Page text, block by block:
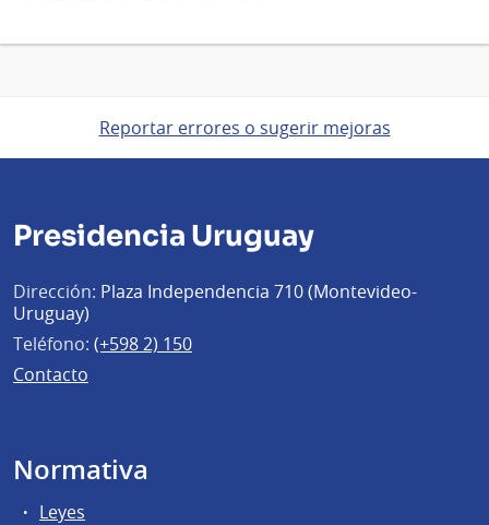
Reportar errores o sugerir mejoras
Presidencia Uruguay
Dirección: Plaza Independencia 710 (Montevideo-
Uruguay)
Teléfono: (+598 2) 150
Contacto
Normativa
Leyes